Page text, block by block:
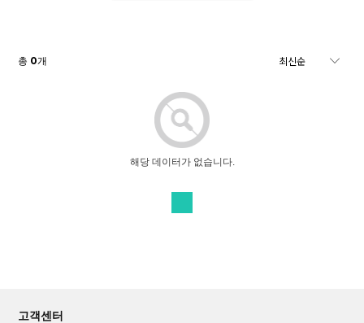
총 0개
해당 데이터가 없습니다.
고객센터